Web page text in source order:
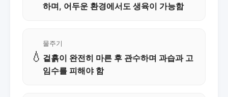
하며, 어두운 환경에서도 생육이 가능함
💧
물주기
겉흙이 완전히 마른 후 관수하며 과습과 고
임수를 피해야 함